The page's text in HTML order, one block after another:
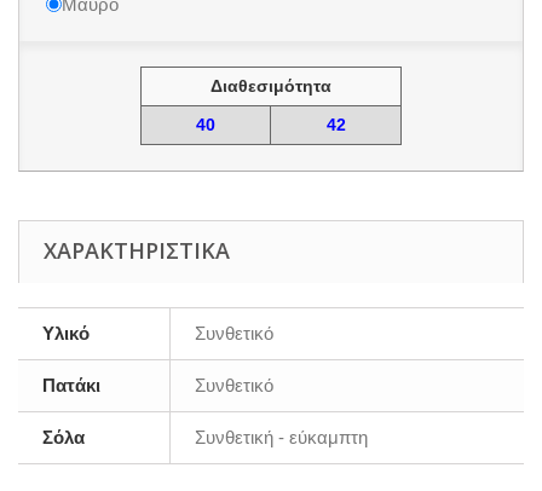
Μαύρο
Διαθεσιμότητα
40
42
ΧΑΡΑΚΤΗΡΙΣΤΙΚΆ
Υλικό Συνθετικό
Πατάκι Συνθετικό
Σόλα Συνθετική - εύκαμπτη